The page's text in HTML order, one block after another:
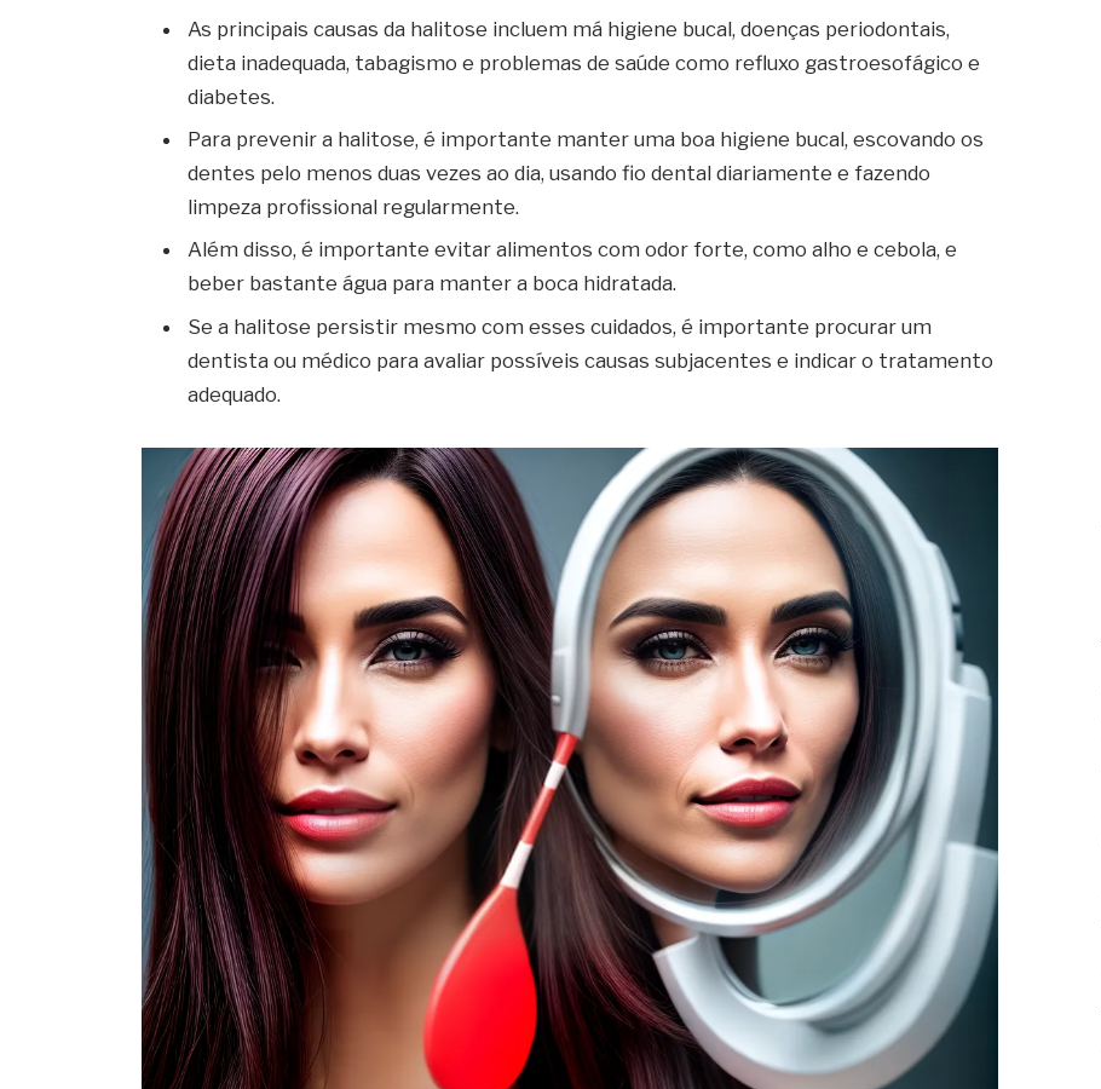
As principais causas da halitose incluem má higiene bucal, doenças periodontais,
dieta inadequada, tabagismo e problemas de saúde como refluxo gastroesofágico e
diabetes.
Para prevenir a halitose, é importante manter uma boa higiene bucal, escovando os
dentes pelo menos duas vezes ao dia, usando fio dental diariamente e fazendo
limpeza profissional regularmente.
Além disso, é importante evitar alimentos com odor forte, como alho e cebola, e
beber bastante água para manter a boca hidratada.
Se a halitose persistir mesmo com esses cuidados, é importante procurar um
dentista ou médico para avaliar possíveis causas subjacentes e indicar o tratamento
adequado.